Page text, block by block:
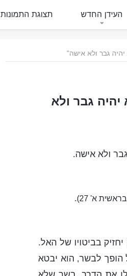
העידן החדש תצוגת התמונות
יהיה גבר ולא
ולא אישה.
א' 27) .
בביטויו של האל.
הופך לבשר, הוא יבטא